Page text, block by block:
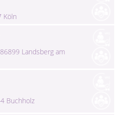
Köln
Landsberg am
Buchholz